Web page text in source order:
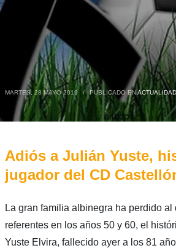
MARTES, 28 MAYO 2019 / PUBLICADO ENACTUALIDAD
Adiós a Julián Yuste,
jugador del CD
La gran familia albinegra ha perdido al
referentes en los años 50 y 60, el
Yuste Elvira, fallecido ayer a los 81